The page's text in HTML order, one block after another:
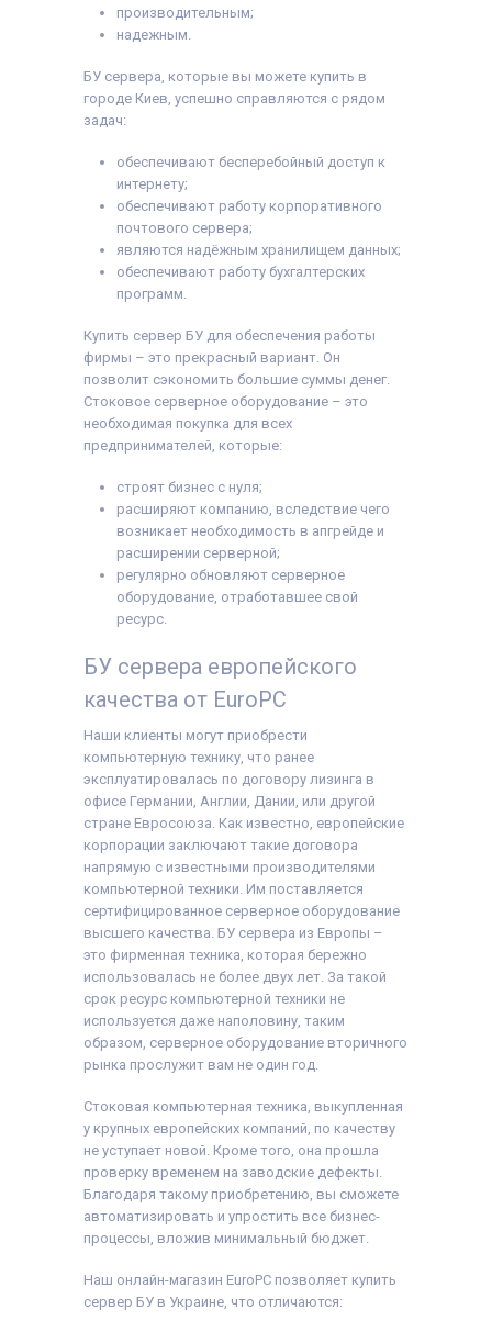
производительным;
надежным.
БУ сервера, которые вы можете купить в
городе Киев, успешно справляются с рядом
задач:
обеспечивают бесперебойный доступ к
интернету;
обеспечивают работу корпоративного
почтового сервера;
являются надёжным хранилищем данных;
обеспечивают работу бухгалтерских
программ.
Купить сервер БУ для обеспечения работы
фирмы – это прекрасный вариант. Он
позволит сэкономить большие суммы денег.
Стоковое серверное оборудование – это
необходимая покупка для всех
предпринимателей, которые:
строят бизнес с нуля;
расширяют компанию, вследствие чего
возникает необходимость в апгрейде и
расширении серверной;
регулярно обновляют серверное
оборудование, отработавшее свой
ресурс.
БУ сервера европейского
качества от EuroPC
Наши клиенты могут приобрести
компьютерную технику, что ранее
эксплуатировалась по договору лизинга в
офисе Германии, Англии, Дании, или другой
стране Евросоюза. Как известно, европейские
корпорации заключают такие договора
напрямую с известными производителями
компьютерной техники. Им поставляется
сертифицированное серверное оборудование
высшего качества. БУ сервера из Европы –
это фирменная техника, которая бережно
использовалась не более двух лет. За такой
срок ресурс компьютерной техники не
используется даже наполовину, таким
образом, серверное оборудование вторичного
рынка прослужит вам не один год.
Стоковая компьютерная техника, выкупленная
у крупных европейских компаний, по качеству
не уступает новой. Кроме того, она прошла
проверку временем на заводские дефекты.
Благодаря такому приобретению, вы сможете
автоматизировать и упростить все бизнес-
процессы, вложив минимальный бюджет.
Наш онлайн-магазин EuroPC позволяет купить
сервер БУ в Украине, что отличаются: